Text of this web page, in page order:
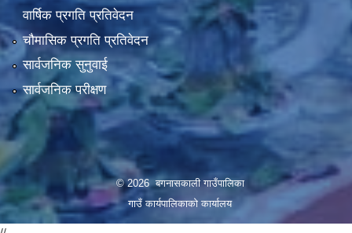
वार्षिक प्रगति प्रतिवेदन
चौमासिक प्रगति प्रतिवेदन
सार्वजनिक सुनुवाई
सार्वजनिक परीक्षण
© 2026 बगनासकाली गाउँपालिका
गाउँ कार्यपालिकाको कार्यालय